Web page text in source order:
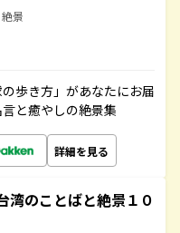
景
歩き方」があなたにお届
と癒やしの絶景集
詳細を見る
湾のことばと絶景１０